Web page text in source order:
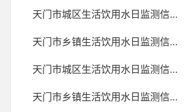
天门市城区生活饮用水日监测信息公示表（2026.8.5）
天门市乡镇生活饮用水日监测信息公示表（2026.8.4）
天门市城区生活饮用水日监测信息公示表（2026.8.4）
天门市乡镇生活饮用水日监测信息公示表（2026.8.3）